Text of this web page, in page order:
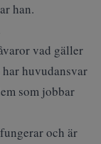
han.
vad gäller
huvudansvar
som jobbar
och är